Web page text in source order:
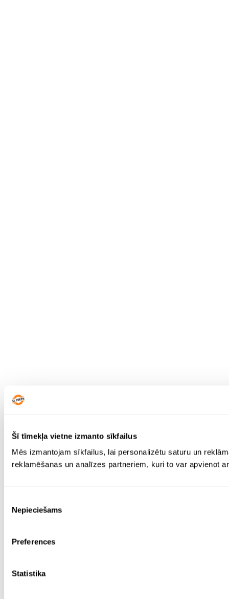
Šī tīmekļa vietne izmanto sīkfailus
Mēs izmantojam sīkfailus, lai personalizētu saturu un
reklamēšanas un analīzes partneriem, kuri to var apvienot
izvēle
Nepieciešams
Preferences
Statistika